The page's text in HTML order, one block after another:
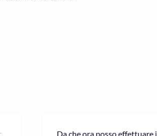
Da che ora posso